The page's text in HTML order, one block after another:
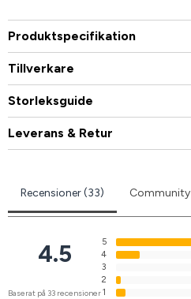
Produktspecifikation
Tillverkare
Storleksguide
Leverans & Retur
Recensioner (33) Community
4.5
Baserat på 33 recensioner
5
4
3
2
1